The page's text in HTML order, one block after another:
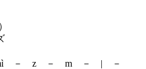
－ z － m － | －